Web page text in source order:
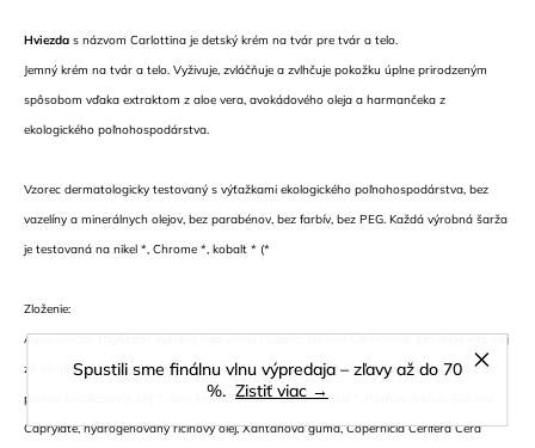
Spustili sme finálnu vlnu výpredaja – zľavy až do 70
%. Zistiť viac →
Hviezda s názvom Carlottina je detský krém na tvár pre tvár a telo.
Jemný krém na tvár a telo. Vyživuje, zvláčňuje a zvlhčuje pokožku úplne prirodzeným
spôsobom vďaka extraktom z aloe vera, avokádového oleja a harmančeka z
ekologického poľnohospodárstva.
Vzorec dermatologicky testovaný s výťažkami ekologického poľnohospodárstva, bez
vazelíny a minerálnych olejov, bez parabénov, bez farbív, bez PEG. Každá výrobná šarža
je testovaná na nikel *, Chrome *, kobalt * (*
Zloženie:
Aqua (voda), triglycerid kyseliny kaprylovej / Capric, Ricinus Communis (ricínový) olej, olej
zo semien, glycerylstearát, cetearylalkohol, glycerín, oryzový sativový olej, veľmi jemný
persea (avokádový) olej *, aloe Extrakt z listov Barbadensis *, Parfum (vôňa), Glyceryl
Caprylate, hydrogenovaný ricínový olej, Xantánová guma, Copernicia Cerifera Cera